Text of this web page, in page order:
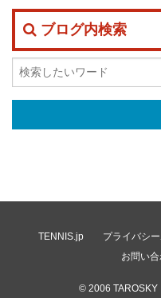
ブログ内検索
TENNIS.jp プライバシ
お問い
© 2006 TAROSKY